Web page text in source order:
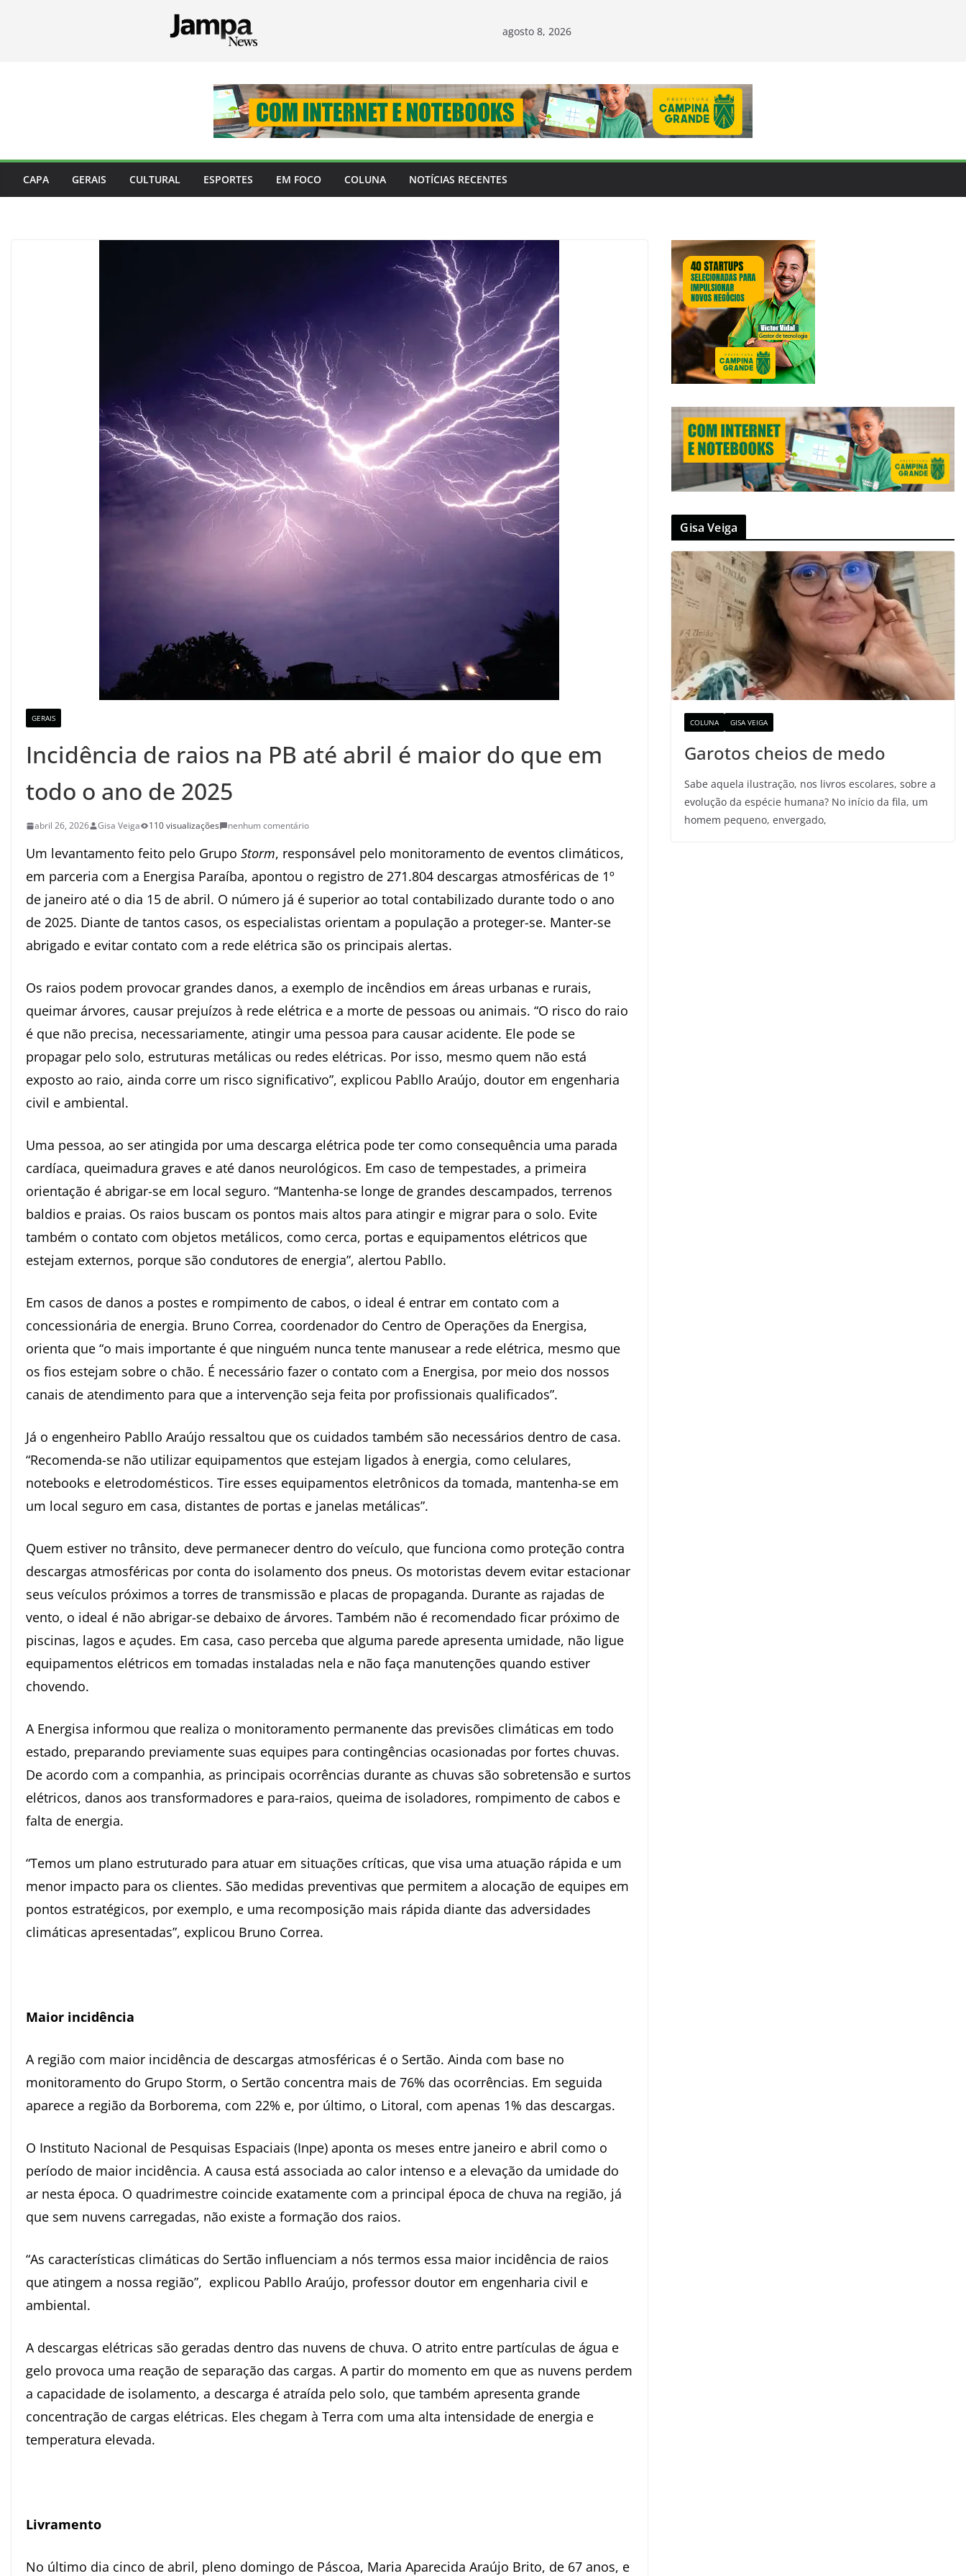
agosto 8, 2026
CAPA GERAIS CULTURAL ESPORTES EM FOCO COLUNA NOTÍCIAS RECENTES
GERAIS
Incidência de raios na PB até abril é maior do que em
todo o ano de 2025
abril 26, 2026 Gisa Veiga 110 visualizações nenhum comentário
Um levantamento feito pelo Grupo Storm, responsável pelo monitoramento de eventos climáticos,
em parceria com a Energisa Paraíba, apontou o registro de 271.804 descargas atmosféricas de 1º
de janeiro até o dia 15 de abril. O número já é superior ao total contabilizado durante todo o ano
de 2025. Diante de tantos casos, os especialistas orientam a população a proteger-se. Manter-se
abrigado e evitar contato com a rede elétrica são os principais alertas.
Os raios podem provocar grandes danos, a exemplo de incêndios em áreas urbanas e rurais,
queimar árvores, causar prejuízos à rede elétrica e a morte de pessoas ou animais. “O risco do raio
é que não precisa, necessariamente, atingir uma pessoa para causar acidente. Ele pode se
propagar pelo solo, estruturas metálicas ou redes elétricas. Por isso, mesmo quem não está
exposto ao raio, ainda corre um risco significativo”, explicou Pabllo Araújo, doutor em engenharia
civil e ambiental.
Uma pessoa, ao ser atingida por uma descarga elétrica pode ter como consequência uma parada
cardíaca, queimadura graves e até danos neurológicos. Em caso de tempestades, a primeira
orientação é abrigar-se em local seguro. “Mantenha-se longe de grandes descampados, terrenos
baldios e praias. Os raios buscam os pontos mais altos para atingir e migrar para o solo. Evite
também o contato com objetos metálicos, como cerca, portas e equipamentos elétricos que
estejam externos, porque são condutores de energia”, alertou Pabllo.
Em casos de danos a postes e rompimento de cabos, o ideal é entrar em contato com a
concessionária de energia. Bruno Correa, coordenador do Centro de Operações da Energisa,
orienta que “o mais importante é que ninguém nunca tente manusear a rede elétrica, mesmo que
os fios estejam sobre o chão. É necessário fazer o contato com a Energisa, por meio dos nossos
canais de atendimento para que a intervenção seja feita por profissionais qualificados”.
Já o engenheiro Pabllo Araújo ressaltou que os cuidados também são necessários dentro de casa.
“Recomenda-se não utilizar equipamentos que estejam ligados à energia, como celulares,
notebooks e eletrodomésticos. Tire esses equipamentos eletrônicos da tomada, mantenha-se em
um local seguro em casa, distantes de portas e janelas metálicas”.
Quem estiver no trânsito, deve permanecer dentro do veículo, que funciona como proteção contra
descargas atmosféricas por conta do isolamento dos pneus. Os motoristas devem evitar estacionar
seus veículos próximos a torres de transmissão e placas de propaganda. Durante as rajadas de
vento, o ideal é não abrigar-se debaixo de árvores. Também não é recomendado ficar próximo de
piscinas, lagos e açudes. Em casa, caso perceba que alguma parede apresenta umidade, não ligue
equipamentos elétricos em tomadas instaladas nela e não faça manutenções quando estiver
chovendo.
A Energisa informou que realiza o monitoramento permanente das previsões climáticas em todo
estado, preparando previamente suas equipes para contingências ocasionadas por fortes chuvas.
De acordo com a companhia, as principais ocorrências durante as chuvas são sobretensão e surtos
elétricos, danos aos transformadores e para-raios, queima de isoladores, rompimento de cabos e
falta de energia.
“Temos um plano estruturado para atuar em situações críticas, que visa uma atuação rápida e um
menor impacto para os clientes. São medidas preventivas que permitem a alocação de equipes em
pontos estratégicos, por exemplo, e uma recomposição mais rápida diante das adversidades
climáticas apresentadas”, explicou Bruno Correa.
Maior incidência
A região com maior incidência de descargas atmosféricas é o Sertão. Ainda com base no
monitoramento do Grupo Storm, o Sertão concentra mais de 76% das ocorrências. Em seguida
aparece a região da Borborema, com 22% e, por último, o Litoral, com apenas 1% das descargas.
O Instituto Nacional de Pesquisas Espaciais (Inpe) aponta os meses entre janeiro e abril como o
período de maior incidência. A causa está associada ao calor intenso e a elevação da umidade do
ar nesta época. O quadrimestre coincide exatamente com a principal época de chuva na região, já
que sem nuvens carregadas, não existe a formação dos raios.
“As características climáticas do Sertão influenciam a nós termos essa maior incidência de raios
que atingem a nossa região”, explicou Pabllo Araújo, professor doutor em engenharia civil e
ambiental.
A descargas elétricas são geradas dentro das nuvens de chuva. O atrito entre partículas de água e
gelo provoca uma reação de separação das cargas. A partir do momento em que as nuvens perdem
a capacidade de isolamento, a descarga é atraída pelo solo, que também apresenta grande
concentração de cargas elétricas. Eles chegam à Terra com uma alta intensidade de energia e
temperatura elevada.
Livramento
No último dia cinco de abril, pleno domingo de Páscoa, Maria Aparecida Araújo Brito, de 67 anos, e
Gisa Veiga
COLUNA GISA VEIGA
Garotos cheios de medo
Sabe aquela ilustração, nos livros escolares, sobre a
evolução da espécie humana? No início da fila, um
homem pequeno, envergado,